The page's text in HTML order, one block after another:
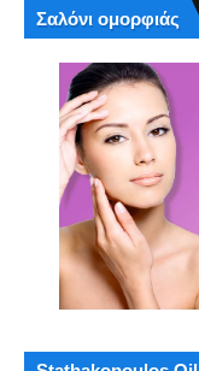
Σαλόνι ομορφιάς